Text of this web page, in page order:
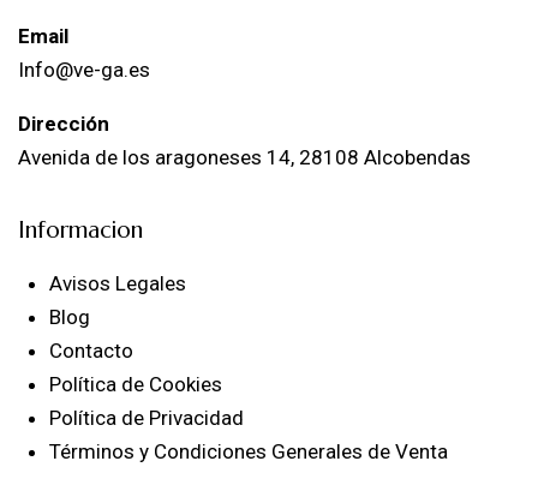
Email
Info@ve-ga.es
Dirección
Avenida de los aragoneses 14, 28108 Alcobendas
Informacion
Avisos Legales
Blog
Contacto
Política de Cookies
Política de Privacidad
Términos y Condiciones Generales de Venta